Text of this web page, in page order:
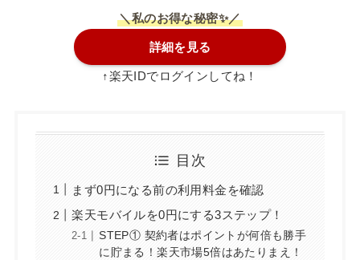
＼私のお得な秘密✨／
詳細を見る
↑楽天IDでログインしてね！
目次
まず0円になる前の利用料金を確認
楽天モバイルを0円にする3ステップ！
STEP① 契約者はポイントが何倍も勝手
に貯まる！楽天市場5倍はあたりまえ！